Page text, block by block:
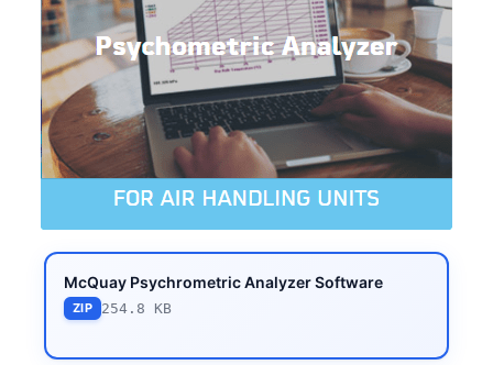
McQuay Psychrometric Analyzer Software
ZIP 254.8 KB